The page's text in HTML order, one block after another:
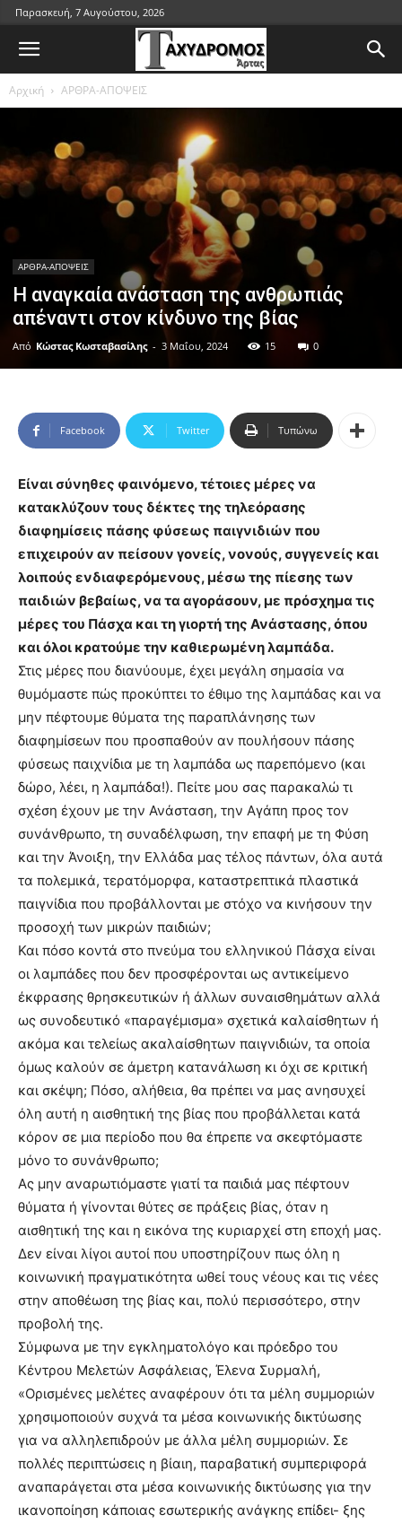
Παρασκευή, 7 Αυγούστου, 2026
Αρχική ΑΡΘΡΑ-ΑΠΟΨΕΙΣ
ΑΡΘΡΑ-ΑΠΟΨΕΙΣ
Η αναγκαία ανάσταση της ανθρωπιάς
απέναντι στον κίνδυνο της βίας
Από Κώστας Κωσταβασίλης - 3 Μαΐου, 2024 15 0
Facebook Twitter Τυπώνω
Είναι σύνηθες φαινόμενο, τέτοιες μέρες να
κατακλύζουν τους δέκτες της τηλεόρασης
διαφημίσεις πάσης φύσεως παιγνιδιών που
επιχειρούν αν πείσουν γονείς, νονούς, συγγενείς και
λοιπούς ενδιαφερόμενους, μέσω της πίεσης των
παιδιών βεβαίως, να τα αγοράσουν, με πρόσχημα τις
μέρες του Πάσχα και τη γιορτή της Ανάστασης, όπου
και όλοι κρατούμε την καθιερωμένη λαμπάδα.
Στις μέρες που διανύουμε, έχει μεγάλη σημασία να
θυμόμαστε πώς προκύπτει το έθιμο της λαμπάδας και να
μην πέφτουμε θύματα της παραπλάνησης των
διαφημίσεων που προσπαθούν αν πουλήσουν πάσης
φύσεως παιχνίδια με τη λαμπάδα ως παρεπόμενο (και
δώρο, λέει, η λαμπάδα!). Πείτε μου σας παρακαλώ τι
σχέση έχουν με την Ανάσταση, την Αγάπη προς τον
συνάνθρωπο, τη συναδέλφωση, την επαφή με τη Φύση
και την Άνοιξη, την Ελλάδα μας τέλος πάντων, όλα αυτά
τα πολεμικά, τερατόμορφα, καταστρεπτικά πλαστικά
παιγνίδια που προβάλλονται με στόχο να κινήσουν την
προσοχή των μικρών παιδιών;
Και πόσο κοντά στο πνεύμα του ελληνικού Πάσχα είναι
οι λαμπάδες που δεν προσφέρονται ως αντικείμενο
έκφρασης θρησκευτικών ή άλλων συναισθημάτων αλλά
ως συνοδευτικό «παραγέμισμα» σχετικά καλαίσθητων ή
ακόμα και τελείως ακαλαίσθητων παιγνιδιών, τα οποία
όμως καλούν σε άμετρη κατανάλωση κι όχι σε κριτική
και σκέψη; Πόσο, αλήθεια, θα πρέπει να μας ανησυχεί
όλη αυτή η αισθητική της βίας που προβάλλεται κατά
κόρον σε μια περίοδο που θα έπρεπε να σκεφτόμαστε
μόνο το συνάνθρωπο;
Ας μην αναρωτιόμαστε γιατί τα παιδιά μας πέφτουν
θύματα ή γίνονται θύτες σε πράξεις βίας, όταν η
αισθητική της και η εικόνα της κυριαρχεί στη εποχή μας.
Δεν είναι λίγοι αυτοί που υποστηρίζουν πως όλη η
κοινωνική πραγματικότητα ωθεί τους νέους και τις νέες
στην αποθέωση της βίας και, πολύ περισσότερο, στην
προβολή της.
Σύμφωνα με την εγκληματολόγο και πρόεδρο του
Κέντρου Μελετών Ασφάλειας, Έλενα Συρμαλή,
«Ορισμένες μελέτες αναφέρουν ότι τα μέλη συμμοριών
χρησιμοποιούν συχνά τα μέσα κοινωνικής δικτύωσης
για να αλληλεπιδρούν με άλλα μέλη συμμοριών. Σε
πολλές περιπτώσεις η βίαιη, παραβατική συμπεριφορά
αναπαράγεται στα μέσα κοινωνικής δικτύωσης για την
ικανοποίηση κάποιας εσωτερικής ανάγκης επίδει- ξης